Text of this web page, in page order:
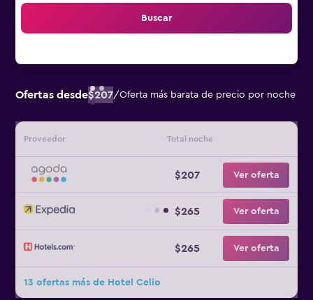
Buscar
Ofertas desde$207/Oferta más barata de precio por noche
Proveedor Total noche
$207 Ver oferta
$265 Ver oferta
$265 Ver oferta
13 ofertas más de Hotel Celio